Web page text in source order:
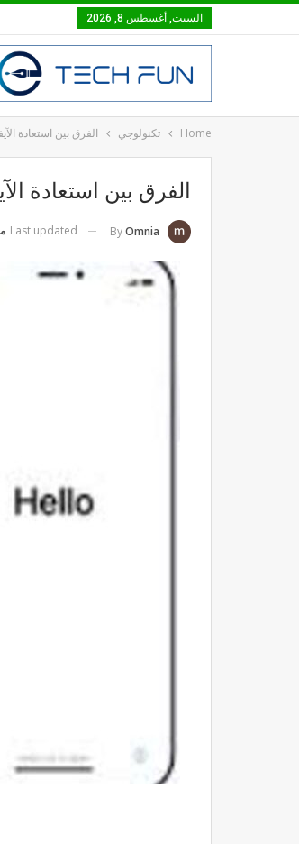
السبت, أغسطس 8, 2026
Home تكنولوجي الفرق بين استعادة
الفرق بين استعادة
ByOmnia
Last updated